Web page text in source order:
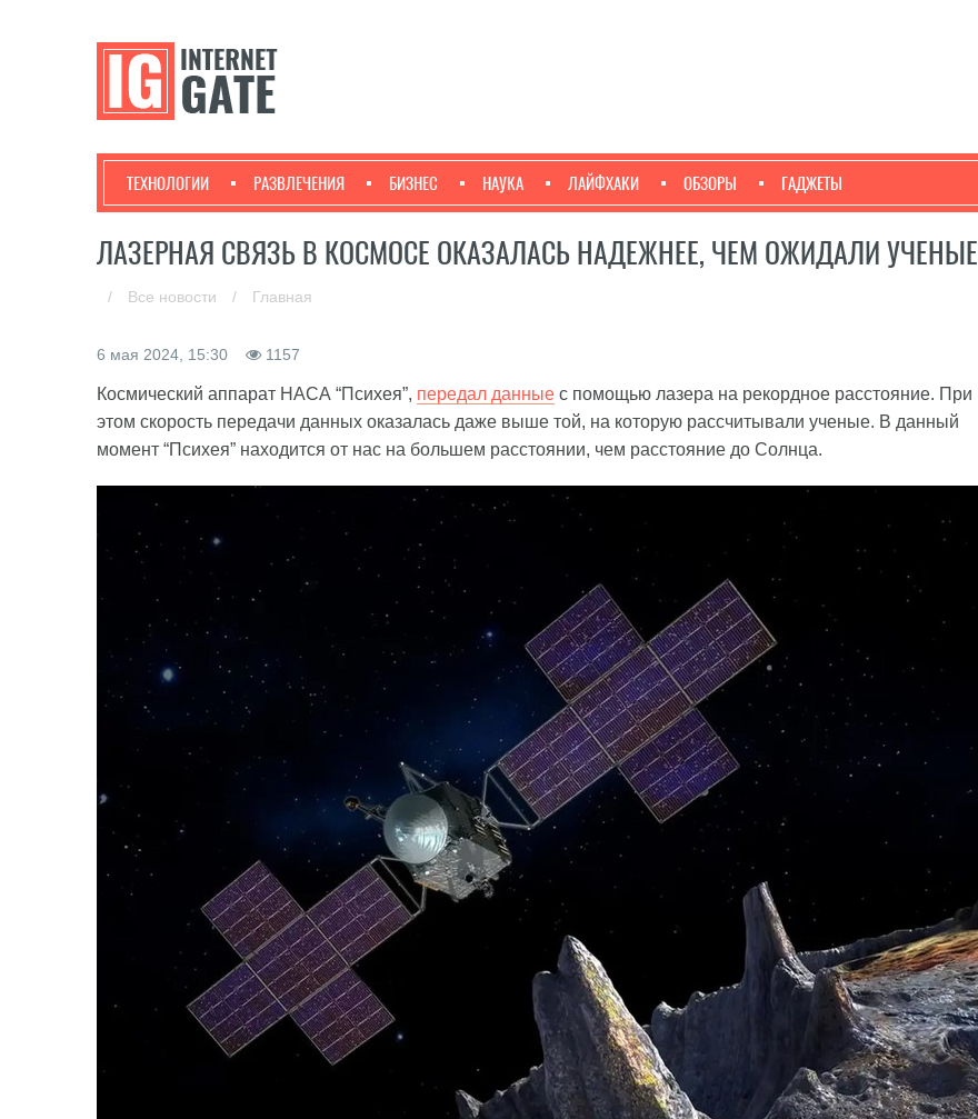
ТЕХНОЛОГИИ РАЗВЛЕЧЕНИЯ БИЗНЕС НАУКА ЛАЙФХАКИ ОБЗОРЫ ГАДЖЕТЫ
ЛАЗЕРНАЯ СВЯЗЬ В КОСМОСЕ ОКАЗАЛАСЬ НАДЕЖНЕЕ, ЧЕМ ОЖИДАЛИ УЧЕНЫЕ
/ Все новости / Главная
6 мая 2024, 15:30 1157
Космический аппарат НАСА “Психея”, передал данные с помощью лазера на рекордное расстояние. При
этом скорость передачи данных оказалась даже выше той, на которую рассчитывали ученые. В данный
момент “Психея” находится от нас на большем расстоянии, чем расстояние до Солнца.